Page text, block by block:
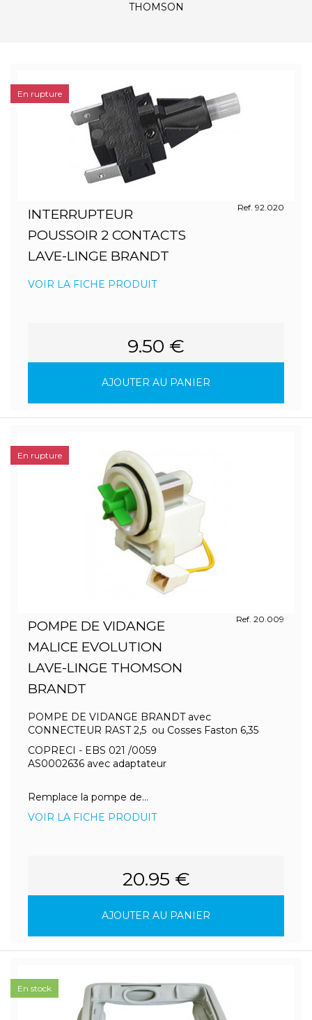
THOMSON
INTERRUPTEUR
POUSSOIR 2 CONTACTS
LAVE-LINGE BRANDT
Ref. 92.020
VOIR LA FICHE PRODUIT
9.50 €
AJOUTER AU PANIER
En rupture
POMPE DE VIDANGE
MALICE EVOLUTION
LAVE-LINGE THOMSON
BRANDT
Ref. 20.009
POMPE DE VIDANGE BRANDT avec
CONNECTEUR RAST 2,5 ou Cosses Faston 6,35
COPRECI - EBS 021 /0059
AS0002636 avec adaptateur
Remplace la pompe de...
VOIR LA FICHE PRODUIT
20.95 €
AJOUTER AU PANIER
En rupture
En stock